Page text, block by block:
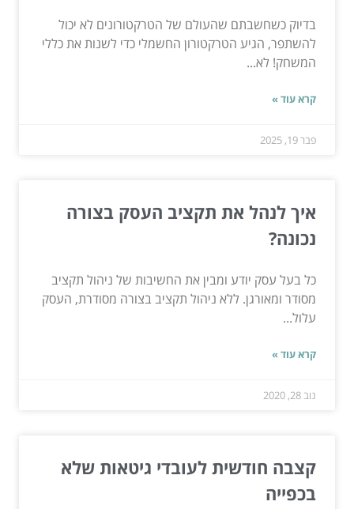
בדיוק כשחשבתם שהעולם של הטרקטורונים לא יכול
להשתפר, הגיע הטרקטורון החשמלי כדי לשנות את כללי
המשחק! לא...
קרא עוד »
פבר 19, 2025
איך לנהל את תקציב העסק בצורה
נכונה?
כל בעל עסק יודע ומבין את החשיבות של ניהול תקציב
מסודר ומאורגן. ללא ניהול תקציב בצורה מסודרת, העסק
עלול...
קרא עוד »
נוב 28, 2020
קצבה חודשית לעובדי גיטאות שלא
בכפייה